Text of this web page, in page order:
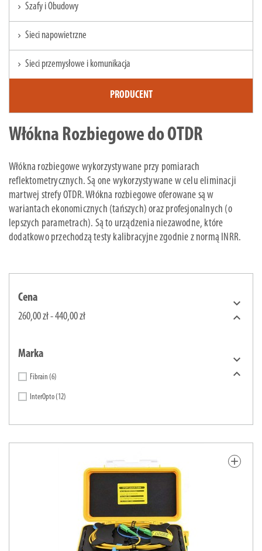
chevron_right Szafy i Obudowy
chevron_right Sieci napowietrzne
chevron_right Sieci przemysłowe i komunikacja
PRODUCENT
Włókna Rozbiegowe do OTDR
Włókna rozbiegowe wykorzystywane przy pomiarach
reflektometrycznych. Są one wykorzystywane w celu eliminacji
martwej strefy OTDR. Włókna rozbiegowe oferowane są w
wariantach ekonomicznych (tańszych) oraz profesjonalnych (o
lepszych parametrach). Są to urządzenia niezawodne, które
dodatkowo przechodzą testy kalibracyjne zgodnie z normą INRR.
Cena


260,00 zł - 440,00 zł
Marka


Fibrain (6)
InterOpto(12)
add